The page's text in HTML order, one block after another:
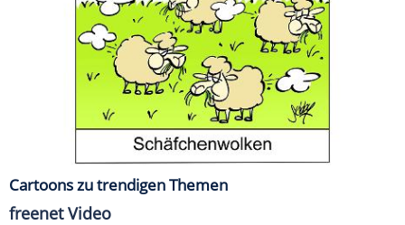
Cartoons zu trendigen Themen
freenet Video